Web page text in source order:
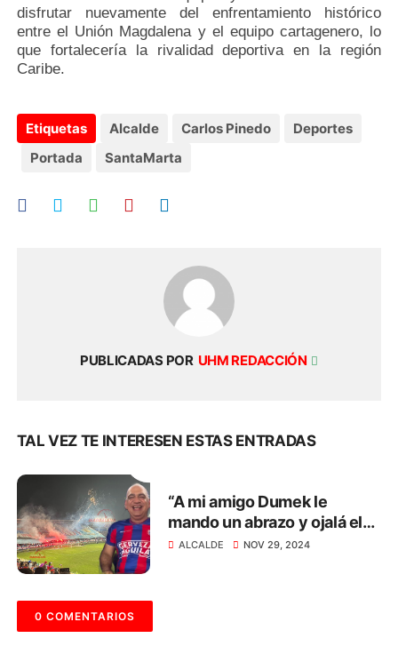
disfrutar nuevamente del enfrentamiento histórico
entre el Unión Magdalena y el equipo cartagenero, lo
que fortalecería la rivalidad deportiva en la región
Caribe.
Etiquetas Alcalde Carlos Pinedo
Deportes
Portada
SantaMarta
PUBLICADAS POR UHM REDACCIÓN
TAL VEZ TE INTERESEN ESTAS ENTRADAS
“A mi amigo Dumek le
mando un abrazo y ojalá el
Cartagena suba para ver los
ALCALDE NOV 29, 2024
0 COMENTARIOS